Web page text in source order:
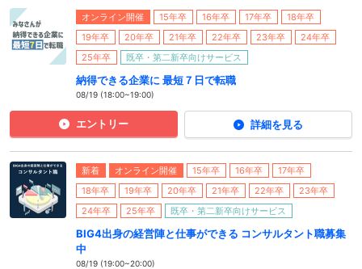
オンライン開催 15年卒 16年卒 17年卒
18年卒
19年卒
20年卒 21年卒 22年卒 23年卒
24年卒
25年卒
既卒・第二新卒向けサービス
納得できる企業に 最短７日で転職
08/19 (18:00~19:00)
エントリー 詳細を見る
新着 オンライン開催 15年卒 16年卒
17年卒
18年卒
19年卒 20年卒 21年卒 22年卒
23年卒
24年卒
25年卒 既卒・第二新卒向けサービス
BIG4出身の経営陣と仕事ができる コンサルタント職募集
中
08/19 (19:00~20:00)